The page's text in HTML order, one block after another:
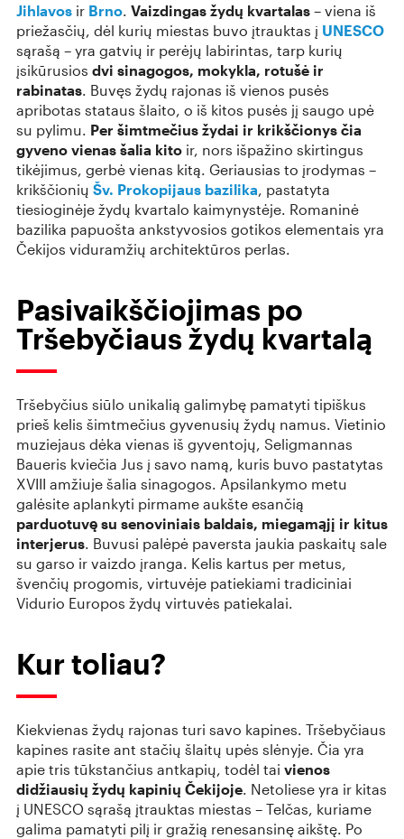
Jihlavos ir Brno. Vaizdingas žydų kvartalas – viena iš
priežasčių, dėl kurių miestas buvo įtrauktas į UNESCO
sąrašą – yra gatvių ir perėjų labirintas, tarp kurių
įsikūrusios dvi sinagogos, mokykla, rotušė ir
rabinatas. Buvęs žydų rajonas iš vienos pusės
apribotas stataus šlaito, o iš kitos pusės jį saugo upė
su pylimu. Per šimtmečius žydai ir krikščionys čia
gyveno vienas šalia kito ir, nors išpažino skirtingus
tikėjimus, gerbė vienas kitą. Geriausias to įrodymas –
krikščionių Šv. Prokopijaus bazilika, pastatyta
tiesioginėje žydų kvartalo kaimynystėje. Romaninė
bazilika papuošta ankstyvosios gotikos elementais yra
Čekijos viduramžių architektūros perlas.
Pasivaikščiojimas po
Tršebyčiaus žydų kvartalą
Tršebyčius siūlo unikalią galimybę pamatyti tipiškus
prieš kelis šimtmečius gyvenusių žydų namus. Vietinio
muziejaus dėka vienas iš gyventojų, Seligmannas
Baueris kviečia Jus į savo namą, kuris buvo pastatytas
XVIII amžiuje šalia sinagogos. Apsilankymo metu
galėsite aplankyti pirmame aukšte esančią
parduotuvę su senoviniais baldais, miegamąjį ir kitus
interjerus. Buvusi palėpė paversta jaukia paskaitų sale
su garso ir vaizdo įranga. Kelis kartus per metus,
švenčių progomis, virtuvėje patiekiami tradiciniai
Vidurio Europos žydų virtuvės patiekalai.
Kur toliau?
Kiekvienas žydų rajonas turi savo kapines. Tršebyčiaus
kapines rasite ant stačių šlaitų upės slėnyje. Čia yra
apie tris tūkstančius antkapių, todėl tai vienos
didžiausių žydų kapinių Čekijoje. Netoliese yra ir kitas
į UNESCO sąrašą įtrauktas miestas – Telčas, kuriame
galima pamatyti pilį ir gražią renesansinę aikštę. Po